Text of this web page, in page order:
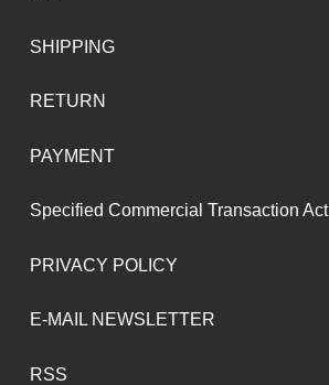
SHIPPING
RETURN
PAYMENT
Specified Commercial Transaction Act
PRIVACY POLICY
E-MAIL NEWSLETTER
RSS